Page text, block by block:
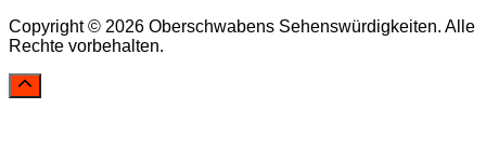
Copyright © 2026 Oberschwabens Sehenswürdigkeiten. Alle
Rechte vorbehalten.